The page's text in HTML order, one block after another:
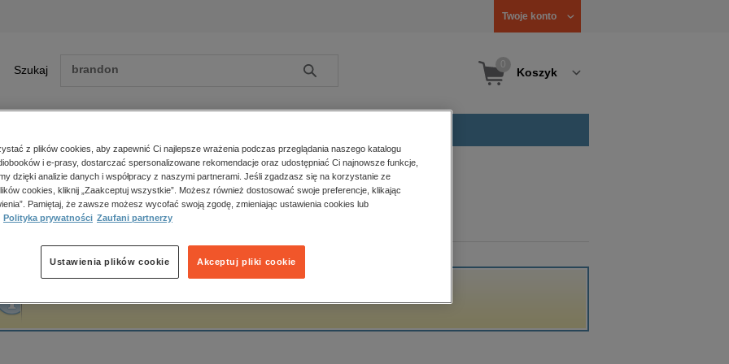
Twoje konto
Szukaj Szukaj Koszyk
Zobacz wszystkie E-prasa
polityka, społeczno-informacyjne
psychologiczne
popularno-naukowe
historia
główna Szymon Gruda
Gruda
z plików cookies, aby zapewnić Ci najlepsze wrażenia podczas przeglądania naszego katalogu
i e-prasy, dostarczać spersonalizowane rekomendacje oraz udostępniać Ci najnowsze funkcje,
dzięki analizie danych i współpracy z naszymi partnerami. Jeśli zgadzasz się na korzystanie ze
cookies, kliknij „Zaakceptuj wszystkie”. Możesz również dostosować swoje preferencje, klikając
Pamiętaj, że zawsze możesz wycofać swoją zgodę, zmieniając ustawienia cookies lub
Polityka prywatności Zaufani partnerzy
Akceptuj pliki cookie
Ustawienia plików cookie